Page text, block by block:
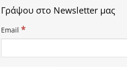
Γράψου στο Newsletter μας
Email *